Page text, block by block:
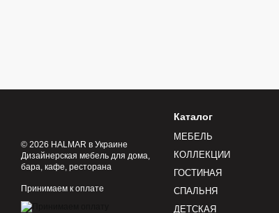
© 2026 HALMAR в Украине
Дизайнерская мебель для дома,
бара, кафе, ресторана
Принимаем к оплате
Каталог
МЕБЕЛЬ
КОЛЛЕКЦИИ
ГОСТИНАЯ
СПАЛЬНЯ
ДЕТСКАЯ